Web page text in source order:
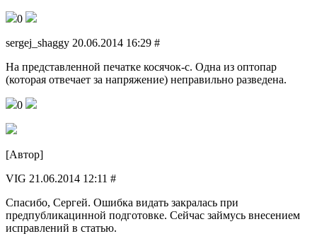
0
sergej_shaggy 20.06.2014 16:29 #
На представленной печатке косячок-с. Одна из оптопар
(которая отвечает за напряжение) неправильно разведена.
0
[Автор]
VIG 21.06.2014 12:11 #
Спасибо, Сергей. Ошибка видать закралась при
предпубликацинной подготовке. Сейчас займусь внесением
исправлений в статью.